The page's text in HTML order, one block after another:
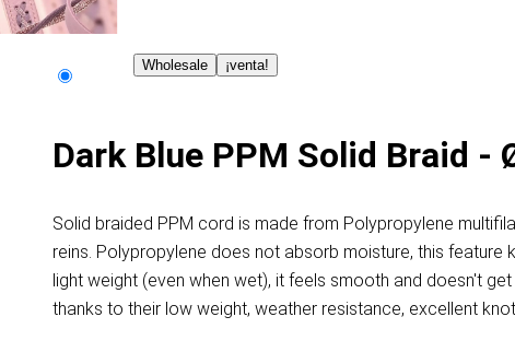
Wholesale ¡venta!
Dark Blue PPM Solid Braid -
Solid braided PPM cord is made from Polypropylene
reins. Polypropylene does not absorb moisture, this
light weight (even when wet), it feels smooth and doesn't
thanks to their low weight, weather resistance, excellent